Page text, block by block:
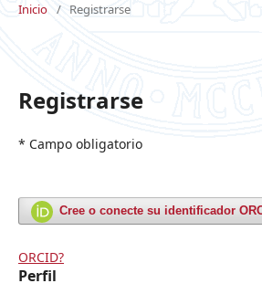
Inicio / Registrarse
Registrarse
* Campo obligatorio
Cree o conecte su identificador
ORCID?
Perfil